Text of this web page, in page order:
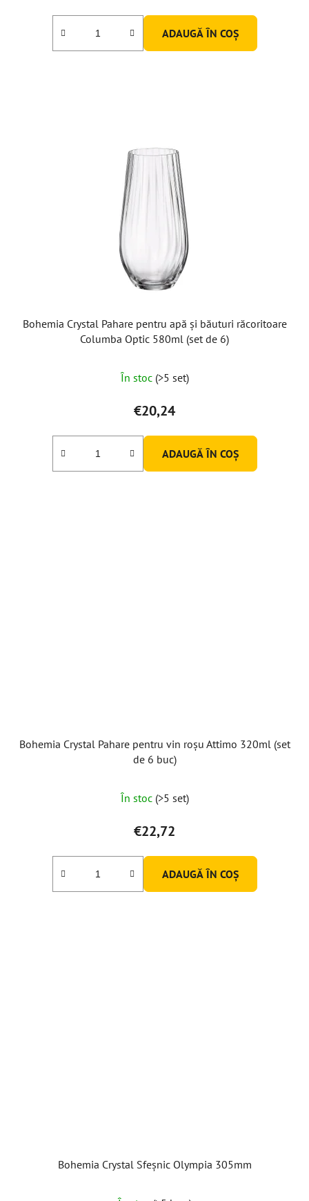
ADAUGĂ ÎN COŞ
Bohemia Crystal Pahare pentru apă și băuturi răcoritoare
Columba Optic 580ml (set de 6)
În stoc (>5 set)
€20,24
ADAUGĂ ÎN COŞ
Bohemia Crystal Pahare pentru vin roșu Attimo 320ml (set
de 6 buc)
În stoc (>5 set)
€22,72
ADAUGĂ ÎN COŞ
Bohemia Crystal Sfeșnic Olympia 305mm